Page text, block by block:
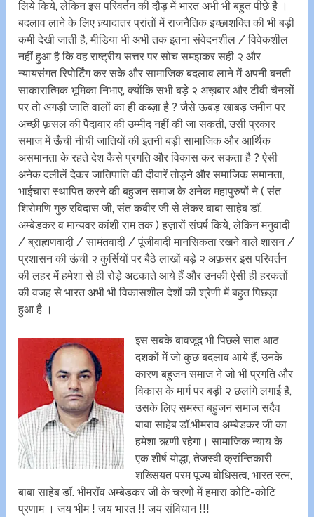
लिये किये, लेकिन इस परिवर्तन की दौड़ में भारत अभी भी बहुत पीछे है ।
बदलाव लाने के लिए ज़्यादातर प्रांतों में राजनैतिक इच्छाशक्ति की भी बड़ी
कमी देखी जाती है, मीडिया भी अभी तक इतना संवेदनशील / विवेकशील
नहीं हुआ है कि वह राष्ट्रीय सत्तर पर सोच समझकर सही २ और
न्यायसंगत रिपोर्टिंग कर सके और सामाजिक बदलाव लाने में अपनी बनती
साकारात्मिक भूमिका निभाए, क्योंकि सभी बड़े २ अख़बार और टीवी चैनलों
पर तो अगड़ी जाति वालों का ही कब्ज़ा है ? जैसे ऊबड़ खाबड़ जमीन पर
अच्छी फ़सल की पैदावार की उम्मीद नहीं की जा सकती, उसी प्रकार
समाज में ऊँची नीची जातियों की इतनी बड़ी सामाजिक और आर्थिक
असमानता के रहते देश कैसे प्रगति और विकास कर सकता है ? ऐसी
अनेक दलीलें देकर जातिपाति की दीवारें तोड़ने और समाजिक समानता,
भाईचारा स्थापित करने की बहुजन समाज के अनेक महापुरुषों ने ( संत
शिरोमणि गुरु रविदास जी, संत कबीर जी से लेकर बाबा साहेब डॉ.
अम्बेडकर व मान्यवर कांशी राम तक ) हज़ारों संघर्ष किये, लेकिन मनुवादी
/ ब्राह्मणवादी / सामंतवादी / पूंजीवादी मानसिकता रखने वाले शासन /
प्रशासन की ऊंची २ कुर्सियों पर बैठे लाखों बड़े २ अफ़सर इस परिवर्तन
की लहर में हमेशा से ही रोड़े अटकाते आये हैं और उनकी ऐसी ही हरकतों
की वजह से भारत अभी भी विकासशील देशों की श्रेणी में बहुत पिछड़ा
हुआ है ।
इस सबके बावजूद भी पिछले सात आठ
दशकों में जो कुछ बदलाव आये हैं, उनके
कारण बहुजन समाज ने जो भी प्रगति और
विकास के मार्ग पर बड़ी २ छलांगे लगाई हैं,
उसके लिए समस्त बहुजन समाज सदैव
बाबा साहेब डॉ.भीमराव अम्बेडकर जी का
हमेशा ऋणी रहेगा। सामाजिक न्याय के
एक शीर्ष योद्धा, तेजस्वी क्रांन्तिकारी
शख्सियत परम पूज्य बोधिसत्व, भारत रत्न,
बाबा साहेब डॉ. भीमरॉव अम्बेडकर जी के चरणों में हमारा कोटि-कोटि
प्रणाम । जय भीम ! जय भारत !! जय संविधान !!!